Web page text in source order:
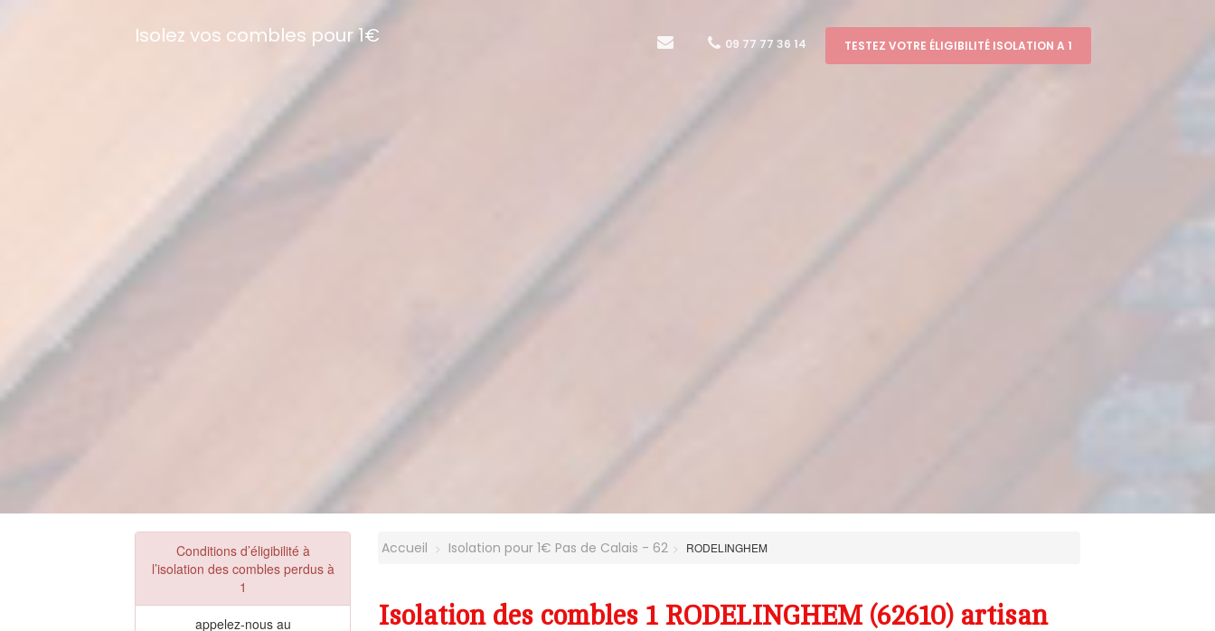
Isolez vos combles pour 1€ 09 77 77 36 14 TESTEZ VOTRE ÉLIGIBILITÉ ISOLATION A 1
Conditions d’éligibilité à
l’isolation des combles perdus à
1
appelez-nous au
Accueil Isolation pour 1€ Pas de Calais - 62 RODELINGHEM
Isolation des combles 1 RODELINGHEM (62610) artisan